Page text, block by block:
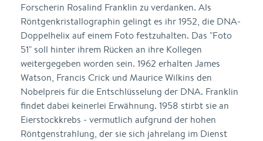
Forscherin Rosalind Franklin zu verdanken. Als
Röntgenkristallographin gelingt es ihr 1952, die DNA-
Doppelhelix auf einem Foto festzuhalten. Das "Foto
51" soll hinter ihrem Rücken an ihre Kollegen
weitergegeben worden sein. 1962 erhalten James
Watson, Francis Crick und Maurice Wilkins den
Nobelpreis für die Entschlüsselung der DNA. Franklin
findet dabei keinerlei Erwähnung. 1958 stirbt sie an
Eierstockkrebs - vermutlich aufgrund der hohen
Röntgenstrahlung, der sie sich jahrelang im Dienst